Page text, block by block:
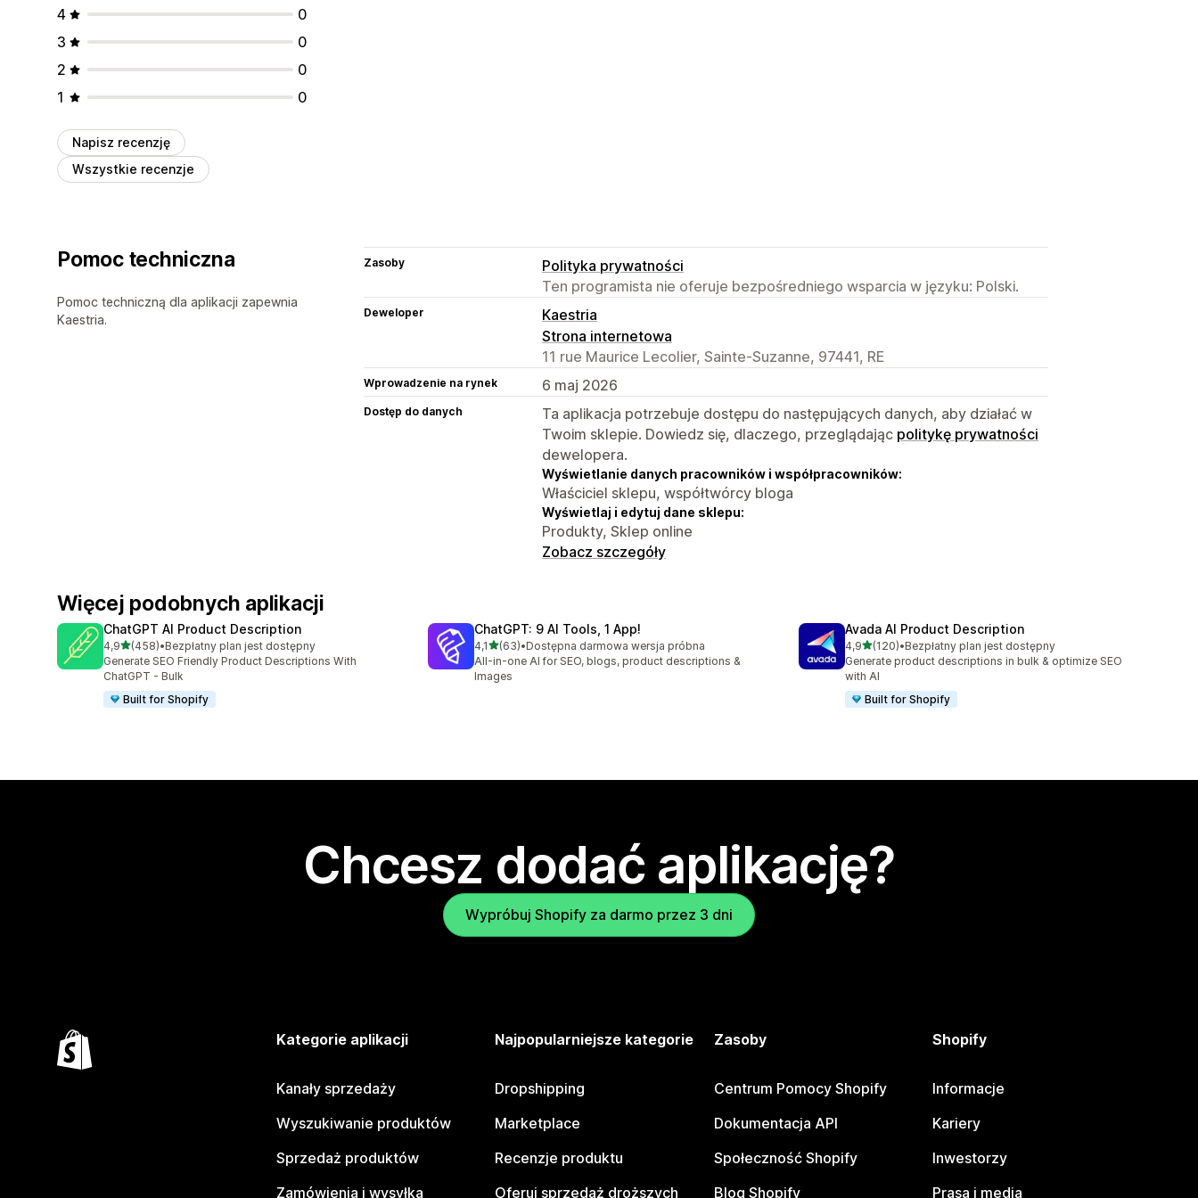
4
0
3
0
2
0
1
0
Napisz recenzję
Wszystkie recenzje
Pomoc techniczna
Pomoc techniczną dla aplikacji zapewnia
Kaestria.
Zasoby
Polityka prywatności
Ten programista nie oferuje bezpośredniego wsparcia w języku: Polski.
Deweloper
Kaestria
Strona internetowa
11 rue Maurice Lecolier, Sainte-Suzanne, 97441, RE
Wprowadzenie na rynek 6 maj 2026
Dostęp do danych
Ta aplikacja potrzebuje dostępu do następujących danych, aby działać w
Twoim sklepie. Dowiedz się, dlaczego, przeglądając politykę prywatności
dewelopera.
Wyświetlanie danych pracowników i współpracowników:
Właściciel sklepu, współtwórcy bloga
Wyświetlaj i edytuj dane sklepu:
Produkty, Sklep online
Zobacz szczegóły
Więcej podobnych aplikacji
ChatGPT AI Product Description
4,9na 5 gwiazdek
(458)
Łączna liczba recenzji: 458
•Bezpłatny plan jest dostępny
Generate SEO Friendly Product Descriptions With
ChatGPT - Bulk
Built for Shopify
ChatGPT: 9 AI Tools, 1 App!
4,1na 5 gwiazdek
(63)
Łączna liczba recenzji: 63
•Dostępna darmowa wersja próbna
All-in-one AI for SEO, blogs, product descriptions &
Images
Avada AI Product Description
4,9na 5 gwiazdek
(120)
Łączna liczba recenzji: 120
•Bezpłatny plan jest dostępny
Generate product descriptions in bulk & optimize SEO
with AI
Built for Shopify
Chcesz dodać aplikację?
Wypróbuj Shopify za darmo przez 3 dni
Kategorie aplikacji
Kanały sprzedaży
Wyszukiwanie produktów
Sprzedaż produktów
Zamówienia i wysyłka
Najpopularniejsze kategorie
Dropshipping
Marketplace
Recenzje produktu
Oferuj sprzedaż droższych
Zasoby
Centrum Pomocy Shopify
Dokumentacja API
Społeczność Shopify
Blog Shopify
Shopify
Informacje
Kariery
Inwestorzy
Prasa i media